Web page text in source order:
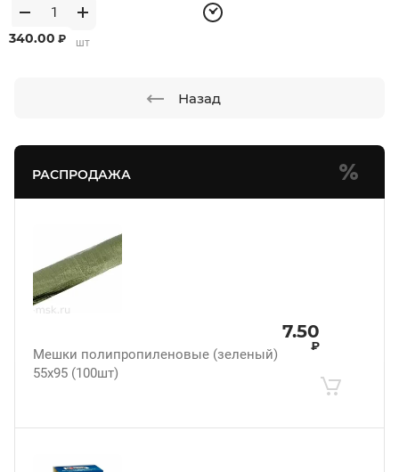
РАСПРОДАЖА
Мешки полипропиленовые (зеленый)
55х95 (100шт)
7.50
₽
340.00 ₽
от 1 шт по 1 шт
Назад